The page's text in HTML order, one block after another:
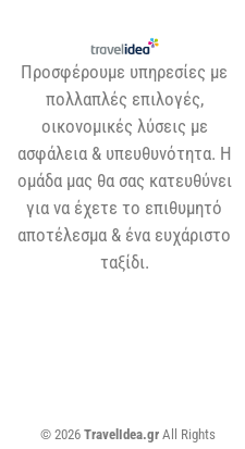
Προσφέρουμε υπηρεσίες με
πολλαπλές επιλογές,
οικονομικές λύσεις με
ασφάλεια & υπευθυνότητα. Η
ομάδα μας θα σας κατευθύνει
για να έχετε το επιθυμητό
αποτέλεσμα & ένα ευχάριστο
ταξίδι.
© 2026 TravelIdea.grAll Rights